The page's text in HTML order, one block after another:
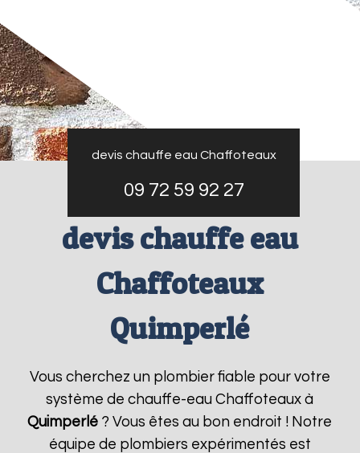
devis chauffe eau Chaffoteaux
09 72 59 92 27
devis chauffe eau
Chaffoteaux
Quimperlé
Vous cherchez un plombier fiable pour votre
système de chauffe-eau Chaffoteaux à
Quimperlé ? Vous êtes au bon endroit ! Notre
équipe de plombiers expérimentés est